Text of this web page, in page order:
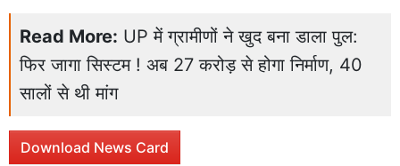
Read More: UP में ग्रामीणों ने खुद बना डाला पुल:
फिर जागा सिस्टम ! अब 27 करोड़ से होगा निर्माण, 40
सालों से थी मांग
Download News Card